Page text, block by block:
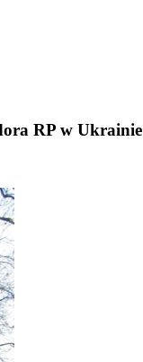
RP w Ukrainie